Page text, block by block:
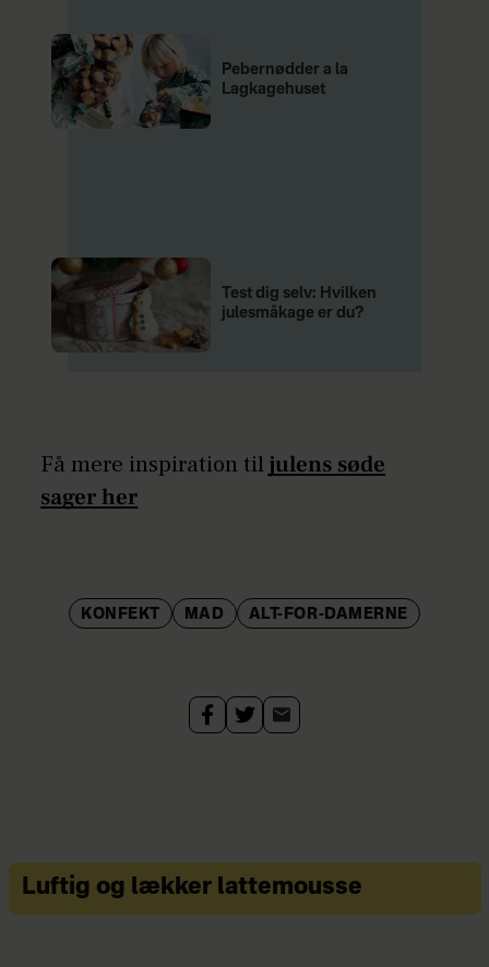
Pebernødder a la
Lagkagehuset
Test dig selv: Hvilken
julesmåkage er du?
Få mere inspiration tiljulens søde
sager her
KONFEKT MAD ALT-FOR-DAMERNE
Luftig og lækker lattemousse